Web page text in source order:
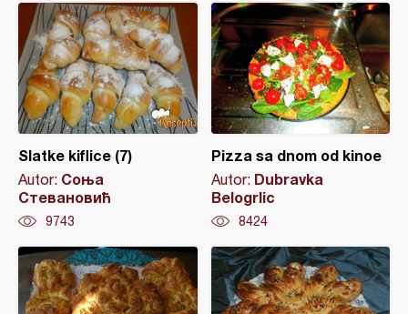
Slatke kiflice (7)
Autor: Соња
Стевановић
9743
Pizza sa dnom od kinoe
Autor: Dubravka
Belogrlic
8424